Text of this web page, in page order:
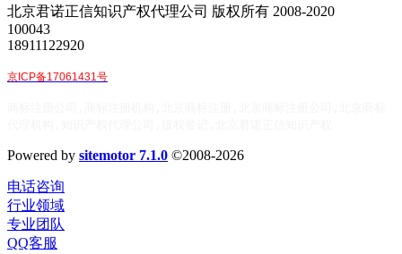
北京君诺正信知识产权代理公司 版权所有 2008-2020
100043
18911122920
京ICP备17061431号
Powered by sitemotor 7.1.0 ©2008-2026
电话咨询
行业领域
专业团队
QQ客服